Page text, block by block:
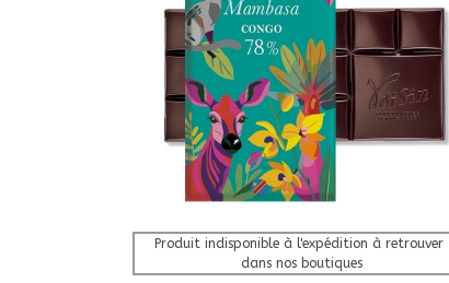
Afficher Plus
Produit indisponible à l'expédition à retrouver
dans nos boutiques